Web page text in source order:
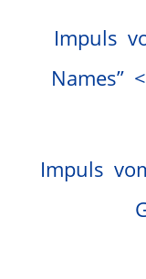
Impuls
Names”
Impuls